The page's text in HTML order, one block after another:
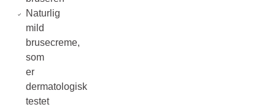
Naturlig
mild
brusecreme,
som
er
dermatologisk
testet